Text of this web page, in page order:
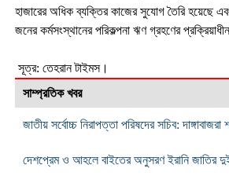
হাজারের অধিক ব্যক্তির কাজের সুযোগ তৈরি হয়েছে
জনের কর্মসংস্থানের পরিকল্পনা ঋণ গ্রহণের
সূত্র: তেহরান টাইমস।
সাম্প্রতিক খবর
জাতীয় সর্বোচ্চ নিরাপত্তা পরিষদের সচিব:
দেশপ্রেম ও আহলে বাইতের অনুসরণ ইরানি জাতির